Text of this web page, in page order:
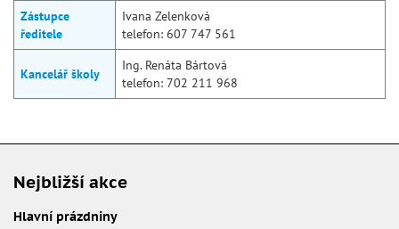
Zástupce
ředitele
Ivana Zelenková
telefon: 607 747 561
Kancelář školy
Ing. Renáta Bártová
telefon: 702 211 968
Nejbližší akce
Hlavní prázdniny